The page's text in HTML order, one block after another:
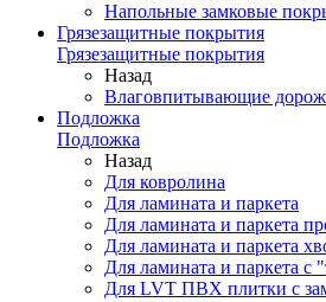
Напольные замковые
Грязезащитные покрытия
Грязезащитные покрытия
Назад
Влаговпитывающие
Подложка
Подложка
Назад
Для ковролина
Для ламината и паркета
Для ламината и паркета
Для ламината и паркета
Для ламината и паркета с
Для LVT ПВХ плитки с